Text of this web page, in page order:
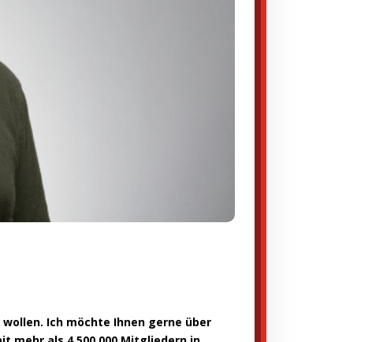
Ich möchte Ihnen gerne über